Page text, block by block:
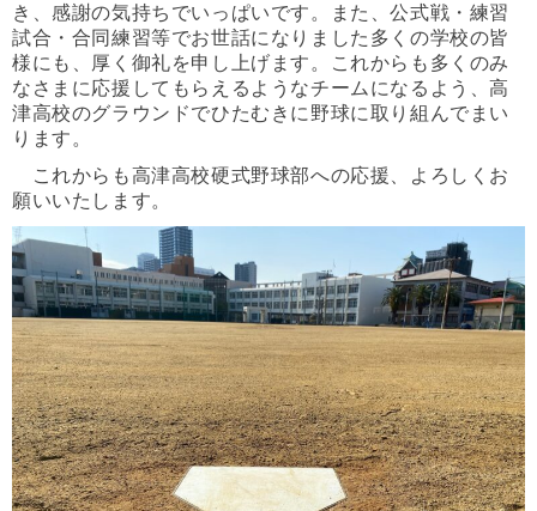
き、感謝の気持ちでいっぱいです。また、公式戦・練習
試合・合同練習等でお世話になりました多くの学校の皆
様にも、厚く御礼を申し上げます。これからも多くのみ
なさまに応援してもらえるようなチームになるよう、高
津高校のグラウンドでひたむきに野球に取り組んでまい
ります。
これからも高津高校硬式野球部への応援、よろしくお
願いいたします。